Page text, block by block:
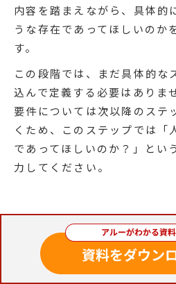
内容を踏まえながら、具体的
うな存在であってほしいのか
す。
この段階では、まだ具体的な
込んで定義する必要はありま
要件については次以降のステ
くため、このステップでは「
であってほしいのか？」とい
力してください。
3.あるべき人材像に求
定義する
次に、先ほど定めた「あるべ